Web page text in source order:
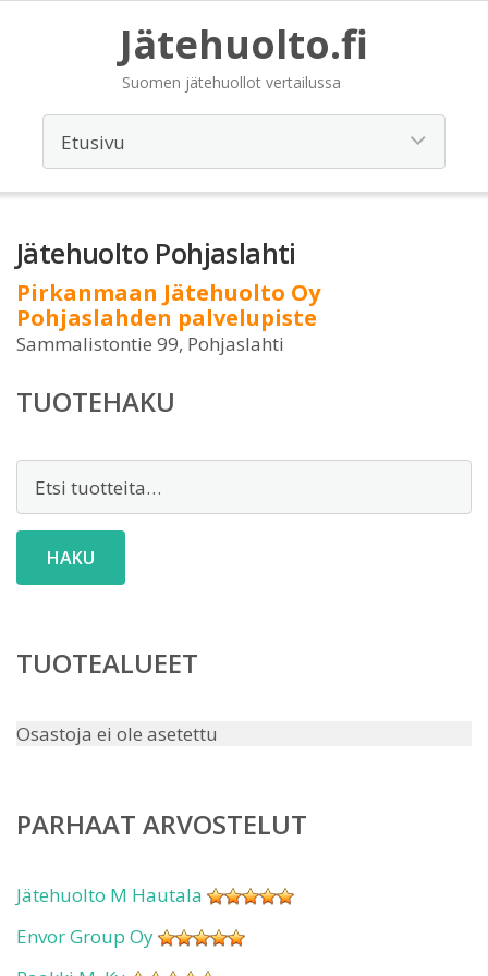
Jätehuolto.fi
Suomen jätehuollot vertailussa
Jätehuolto Pohjaslahti
Pirkanmaan Jätehuolto Oy
Pohjaslahden palvelupiste
Sammalistontie 99, Pohjaslahti
TUOTEHAKU
HAKU
TUOTEALUEET
Osastoja ei ole asetettu
PARHAAT ARVOSTELUT
Jätehuolto M Hautala
Envor Group Oy